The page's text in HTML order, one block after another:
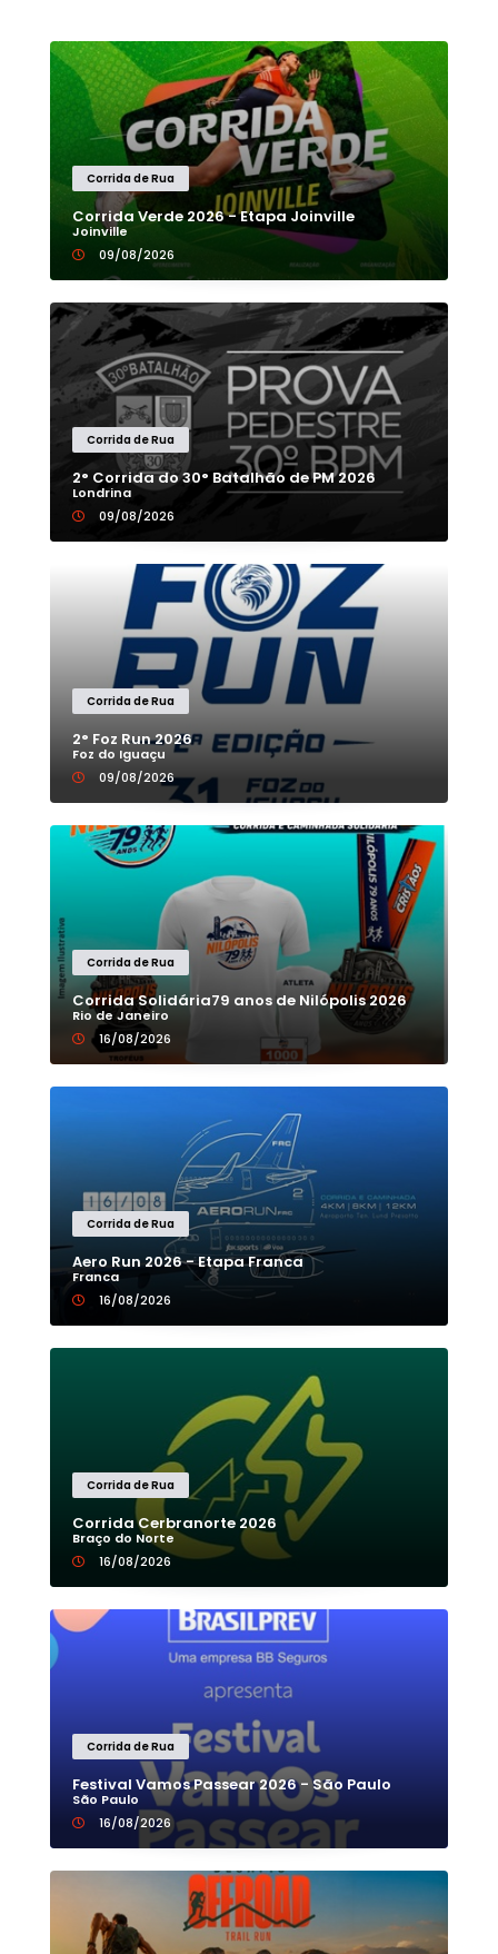
Corrida de Rua
Corrida Verde 2026 - Etapa Joinville
Joinville
09/08/2026
Corrida de Rua
2° Corrida do 30° Batalhão de PM 2026
Londrina
09/08/2026
Corrida de Rua
2° Foz Run 2026
Foz do Iguaçu
09/08/2026
Corrida de Rua
Corrida Solidária79 anos de Nilópolis 2026
Rio de Janeiro
16/08/2026
Corrida de Rua
Aero Run 2026 - Etapa Franca
Franca
16/08/2026
Corrida de Rua
Corrida Cerbranorte 2026
Braço do Norte
16/08/2026
Corrida de Rua
Festival Vamos Passear 2026 - São Paulo
São Paulo
16/08/2026